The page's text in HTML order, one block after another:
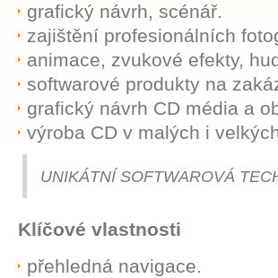
grafický návrh, scénář.
zajištění profesionálních
animace, zvukové efekty,
softwarové produkty na
grafický návrh CD média a
výroba CD v malých i
UNIKÁTNÍ SOFTWAROVÁ
Klíčové vlastnosti
přehledná navigace.